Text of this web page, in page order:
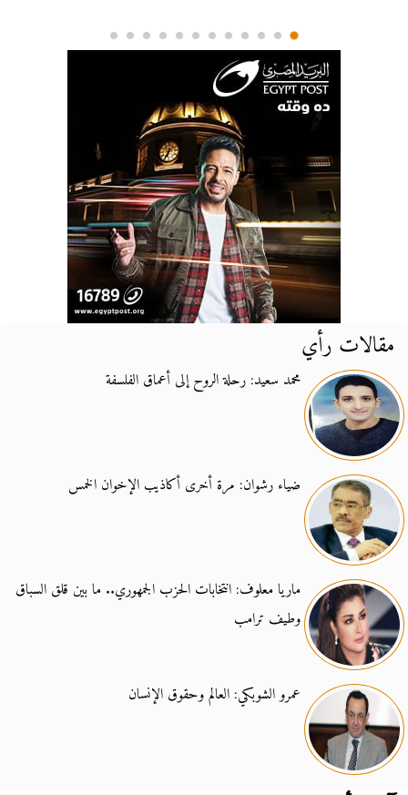
مقالات رأي
محمد سعيد: رحلة الروح إلى أعماق الفلسفة
ضياء رشوان: مرة أخرى أكاذيب الإخوان الخمس
ماريا معلوف: انتخابات الحزب الجمهوري.. ما بين قلق السباق
وطيف ترامب
عمرو الشوبكي: العالم وحقوق الإنسان